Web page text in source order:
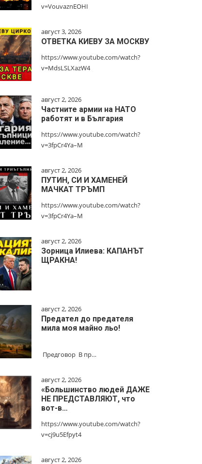
v=VouvaznEOHI
август 3, 2026
ОТВЕТКА КИЕВУ ЗА МОСКВУ
https://www.youtube.com/watch?
v=MdsLSLXazW4
август 2, 2026
Частните армии на НАТО
работят и в България
https://www.youtube.com/watch?
v=3fpCr4Ya–M
август 2, 2026
ПУТИН, СИ И ХАМЕНЕЙ
МАЧКАТ ТРЪМП
https://www.youtube.com/watch?
v=3fpCr4Ya–M
август 2, 2026
Зорница Илиева: КАПАНЪТ
ЩРАКНА!
август 2, 2026
Предател до предателя
мила моя майно льо!
Предговор В пр…
август 2, 2026
«Большинство людей ДАЖЕ
НЕ ПРЕДСТАВЛЯЮТ, что
вот-в…
https://www.youtube.com/watch?
v=cj9u5Efpyt4
август 2, 2026